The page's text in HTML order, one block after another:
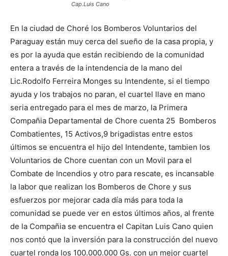
Cap.Luis Cano
En la ciudad de Choré los Bomberos Voluntarios del
Paraguay están muy cerca del sueño de la casa propia, y
es por la ayuda que están recibiendo de la comunidad
entera a través de la intendencia de la mano del
Lic.Rodolfo Ferreira Monges su Intendente, si el tiempo
ayuda y los trabajos no paran, el cuartel llave en mano
seria entregado para el mes de marzo, la Primera
Compañia Departamental de Chore cuenta 25 Bomberos
Combatientes, 15 Activos,9 brigadistas entre estos
últimos se encuentra el hijo del Intendente, tambien los
Voluntarios de Chore cuentan con un Movil para el
Combate de Incendios y otro para rescate, es incansable
la labor que realizan los Bomberos de Chore y sus
esfuerzos por mejorar cada día más para toda la
comunidad se puede ver en estos últimos años, al frente
de la Compañia se encuentra el Capitan Luis Cano quien
nos contó que la inversión para la construcción del nuevo
cuartel ronda los 100.000.000 Gs. con un mejor cuartel